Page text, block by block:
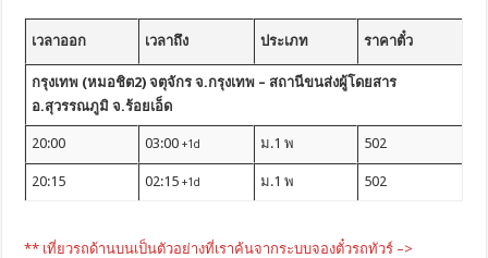
เวลาออก เวลาถึง ประเภท ราคาตั๋ว
กรุงเทพ (หมอชิต2) จตุจักร จ.กรุงเทพ – สถานีขนส่งผู้โดยสาร
อ.สุวรรณภูมิ จ.ร้อยเอ็ด
20:00 03:00+1d ม.1 พ 502
20:15 02:15+1d ม.1 พ 502
** เที่ยวรถด้านบนเป็นตัวอย่างที่เราค้นจากระบบจองตั๋วรถทัวร์ –>